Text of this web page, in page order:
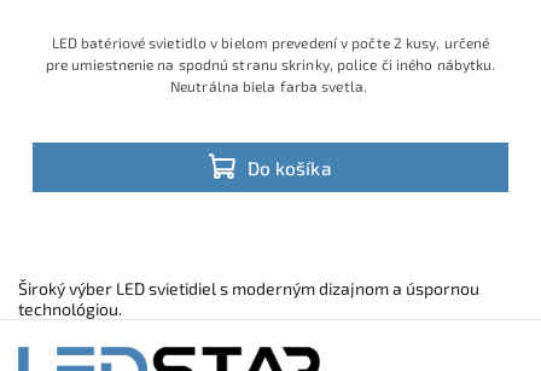
Do košíka
LED batériové svietidlo v bielom prevedení v počte 2 kusy, určené
pre umiestnenie na spodnú stranu skrinky, police či iného nábytku.
Neutrálna biela farba svetla.
Široký výber LED svietidiel s moderným dizajnom a úspornou
technológiou.